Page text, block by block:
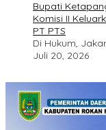
Bupati
Komisi II
PT PTS
Di Hukum,
Juli 20, 2026